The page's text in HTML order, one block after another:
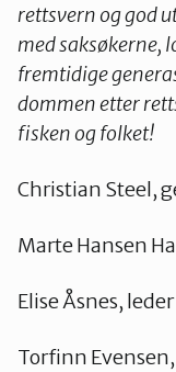
rettsvern og god
med saksøkerne,
fremtidige
dommen etter
fisken og folket!
Christian Steel,
Marte Hansen
Elise Åsnes,
Torfinn